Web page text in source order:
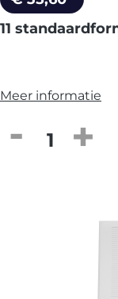
11
Meer informatie